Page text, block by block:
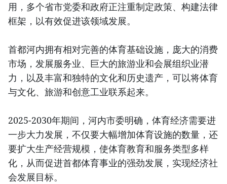
用，多个省市党委和政府正注重制定政策、构建法律
框架，以有效促进该领域发展。
首都河内拥有相对完善的体育基础设施，庞大的消费
市场，发展服务业、巨大的旅游业和会展组织业潜
力，以及丰富和独特的文化和历史遗产，可以将体育
与文化、旅游和创意工业联系起来。
2025-2030年期间，河内市委明确，体育经济需要进
一步大力发展，不仅要大幅增加体育设施的数量，还
要扩大生产经营规模，使体育教育和服务类型多样
化，从而促进首都体育事业的强劲发展，实现经济社
会发展目标。